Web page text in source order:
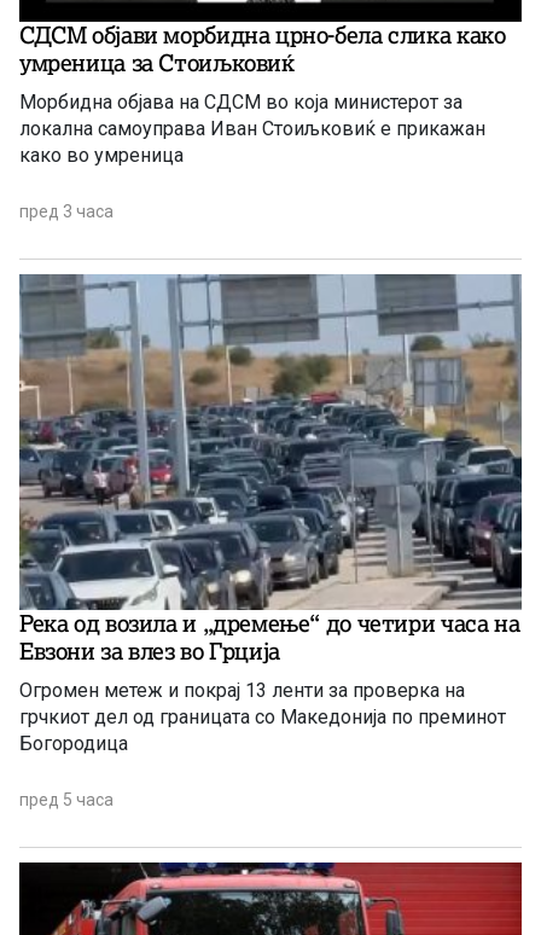
СДСМ објави морбидна црно-бела слика како
умреница за Стоиљковиќ
Морбидна објава на СДСМ во која министерот за
локална самоуправа Иван Стоиљковиќ е прикажан
како во умреница
пред 3 часа
Река од возила и „дремење“ до четири часа на
Евзони за влез во Грција
Огромен метеж и покрај 13 ленти за проверка на
грчкиот дел од границата со Македонија по преминот
Богородица
пред 5 часа